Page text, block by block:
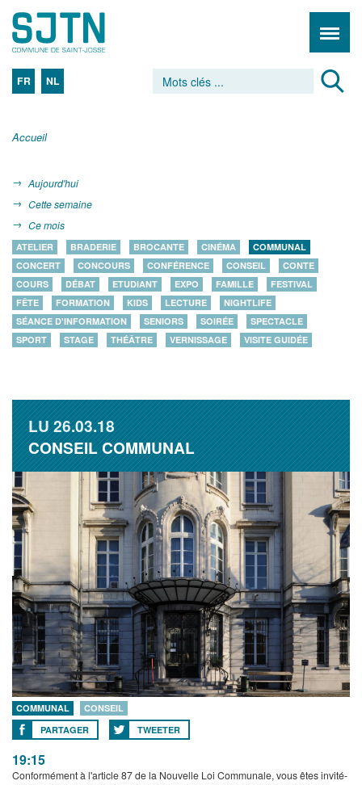
FR NL
Accueil
Aujourd'hui
Cette semaine
Ce mois
ATELIER BRADERIE BROCANTE CINÉMA
COMMUNAL
CONCERT
CONCOURS CONFÉRENCE CONSEIL
CONTE
COURS
DÉBAT ETUDIANT EXPO FAMILLE
FESTIVAL
FÊTE
FORMATION KIDS LECTURE
NIGHTLIFE
SÉANCE D'INFORMATION
SENIORS SOIRÉE
SPECTACLE
SPORT
STAGE THÉÂTRE VERNISSAGE VISITE GUIDÉE
LU26.03.18
CONSEIL COMMUNAL
COMMUNAL
CONSEIL
PARTAGER
TWEETER
19:15
Conformément à l'article 87 de la Nouvelle Loi Communale, vous êtes invité-